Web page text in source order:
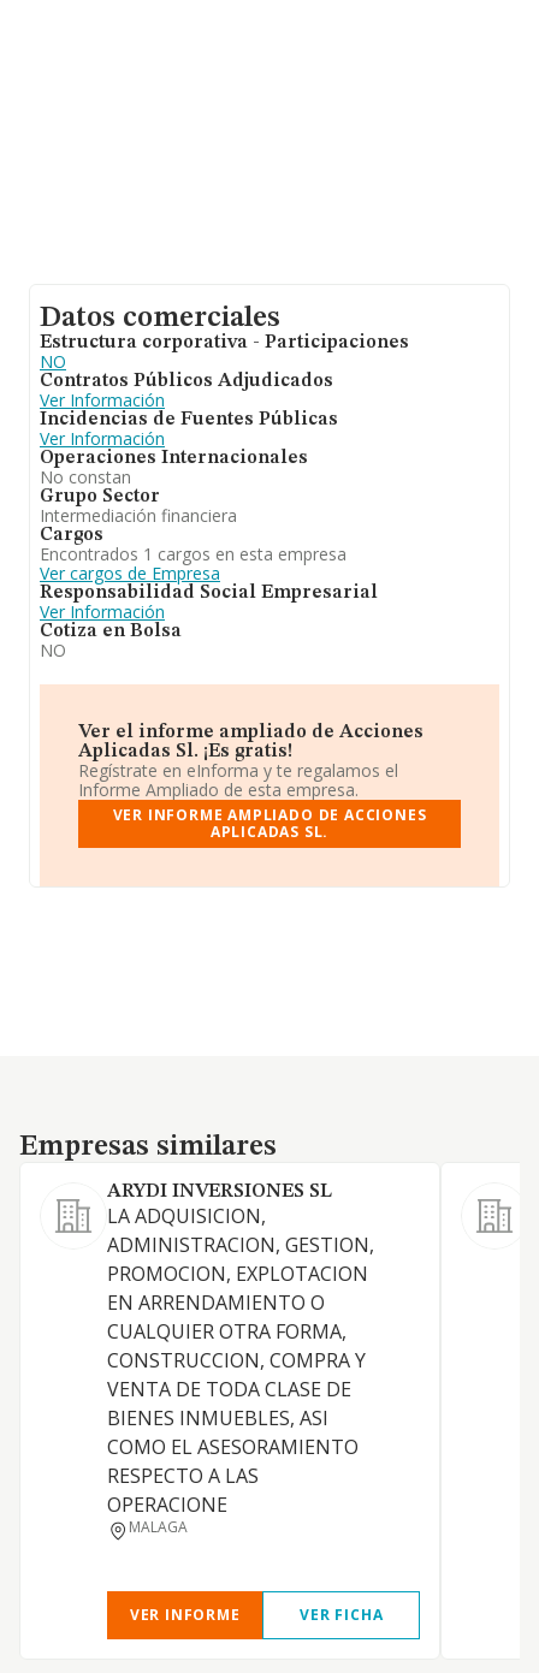
Datos comerciales
Estructura corporativa - Participaciones
NO
Contratos Públicos Adjudicados
Ver Información
Incidencias de Fuentes Públicas
Ver Información
Operaciones Internacionales
No constan
Grupo Sector
Intermediación financiera
Cargos
Encontrados 1 cargos en esta empresa
Ver cargos de Empresa
Responsabilidad Social Empresarial
Ver Información
Cotiza en Bolsa
NO
Ver el informe ampliado de Acciones
Aplicadas Sl. ¡Es gratis!
Regístrate en eInforma y te regalamos el
Informe Ampliado de esta empresa.
VER INFORME AMPLIADO DE ACCIONES
APLICADAS SL.
Empresas similares
Empresas similares
ARYDI INVERSIONES SL
LA ADQUISICION,
ADMINISTRACION, GESTION,
PROMOCION, EXPLOTACION
EN ARRENDAMIENTO O
CUALQUIER OTRA FORMA,
CONSTRUCCION, COMPRA Y
VENTA DE TODA CLASE DE
BIENES INMUEBLES, ASI
COMO EL ASESORAMIENTO
RESPECTO A LAS
OPERACIONE
MALAGA
VER INFORME VER FICHA